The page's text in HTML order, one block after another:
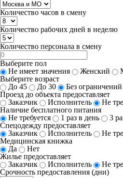
Количество часов в смену
Количество рабочих дней в неделю
Количество персонала в смену
Выберите пол
Не имеет значения
Женский
Выберите возраст
До 45
До 30
Без ограничений
Проезд до объекта предоставляет
Заказчик
Исполнитель
Не
Наличие бесплатного питания
Не требуется
1 раз в день
3
Спецодежду предоставляет
Заказчик
Исполнитель
Не
Медицинская книжка
Да
Нет
Жилье предоставляет
Заказчик
Исполнитель
Не
Срочность предоставления (дни)